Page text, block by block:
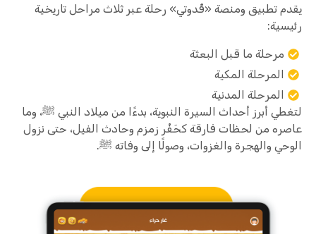
يقدم تطبيق ومنصة «قُدوتي» رحلة عبر ثلاث مراحل تاريخية
رئيسية:
مرحلة ما قبل البعثة
المرحلة المكية
المرحلة المدنية
لتغطي أبرز أحداث السيرة النبوية، بدءًا من ميلاد النبي ﷺ، وما
عاصره من لحظات فارقة كحَفْر زمزم وحادث الفيل، حتى نزول
الوحي والهجرة والغزوات، وصولًا إلى وفاته ﷺ.